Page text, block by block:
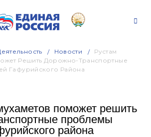
Новости
Рустам
Решить Дорожно-Транспортные
Гафурийского Района
поможет решить
проблемы
района